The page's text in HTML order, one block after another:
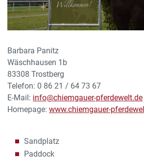
Barbara Panitz
Wäschhausen 1b
83308 Trostberg
Telefon: 0 86 21 / 64 73 67
E-Mail: info@chiemgauer-pferdewelt.de
Homepage: www.chiemgauer-
Sandplatz
Paddock